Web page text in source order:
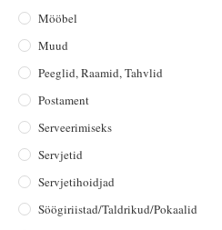
Mööbel
Muud
Peeglid, Raamid, Tahvlid
Postament
Serveerimiseks
Servjetid
Servjetihoidjad
Söögiriistad/taldrikud/pokaalid